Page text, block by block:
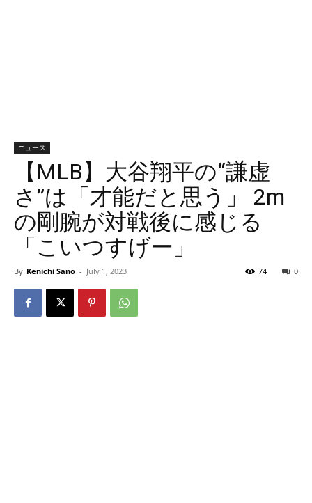
ニュース
【MLB】大谷翔平の“謙虚
さ”は「才能だと思う」 2m
の剛腕が対戦後に感じる
「こいつすげー」
By Kenichi Sano - July 1, 2023 0
74